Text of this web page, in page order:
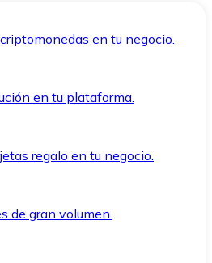
en tu negocio.
en tu plataforma.
regalo en tu negocio.
de gran volumen.